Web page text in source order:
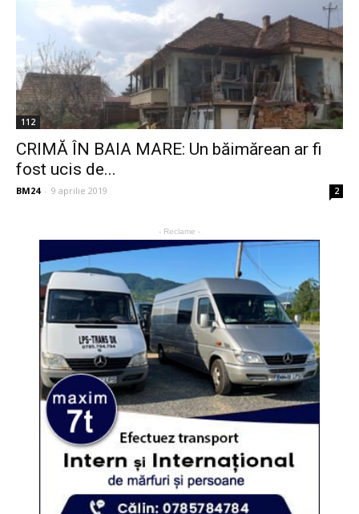
112
CRIMĂ ÎN BAIA MARE: Un băimărean ar fi
fost ucis de...
BM24 - 9 aprilie 2019 2
- Reclame -